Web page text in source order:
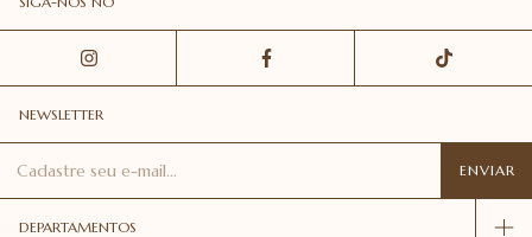
NEWSLETTER
DEPARTAMENTOS